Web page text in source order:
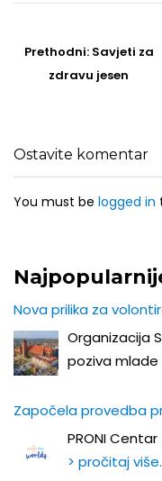
navigation
Prethodni: Prethodni
post
Savjeti za
zdravu jesen
Ostavite komentar
You must be logged in
Nova prilika za
Organizacija
poziva mlade
Započela provedba
PRONI
> pročitaj